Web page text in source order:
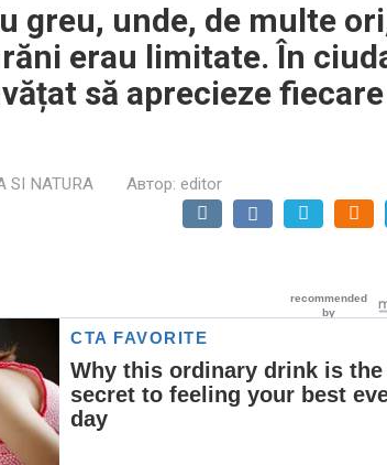
greu, unde, de multe
erau limitate. În
să aprecieze fiecare
SI NATURA Автор: editor